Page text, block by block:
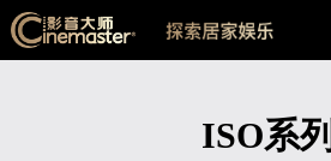
ISO系列